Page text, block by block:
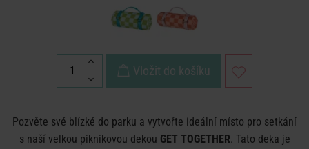
Vložit do košíku
Pozvěte své blízké do parku a vytvořte ideální místo pro setkání
s naší velkou piknikovou dekou GET TOGETHER. Tato deka je